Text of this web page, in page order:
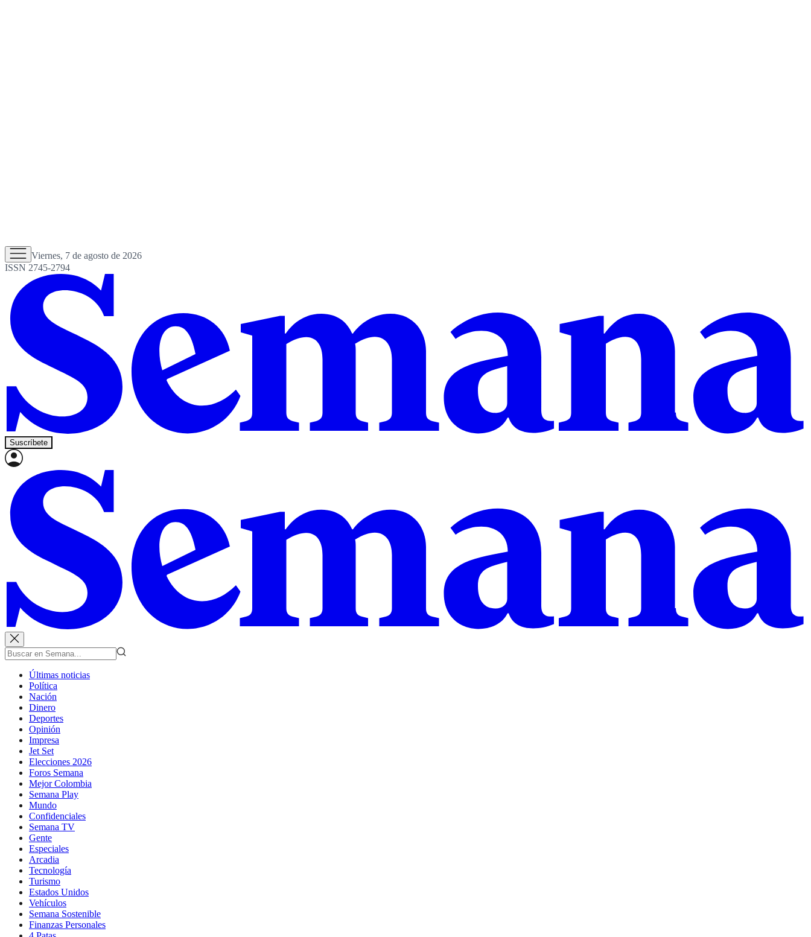
Viernes, 7 de agosto de 2026
ISSN 2745-2794
Suscríbete
Últimas noticias
Política
Nación
Dinero
Deportes
Opinión
Impresa
Jet Set
Elecciones 2026
Foros Semana
Mejor Colombia
Semana Play
Mundo
Confidenciales
Semana TV
Gente
Especiales
Arcadia
Tecnología
Turismo
Estados Unidos
Vehículos
Semana Sostenible
Finanzas Personales